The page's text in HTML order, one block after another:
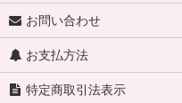
お問い合わせ
お支払方法
特定商取引法表示